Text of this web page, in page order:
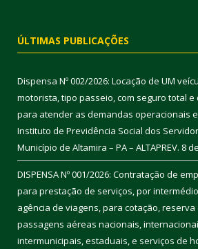
ÚLTIMAS PUBLICAÇÕES
Dispensa Nº 002/2026: Locação de UM
motorista, tipo passeio, com seguro total
para atender as demandas operacionais
Instituto de Previdência Social dos
Município de Altamira – PA – ALTAPREV. 8
DISPENSA Nº 001/2026: Contratação de
para prestação de serviços, por
agência de viagens, para cotação,
passagens aéreas nacionais,
intermunicipais, estaduais, e serviços de